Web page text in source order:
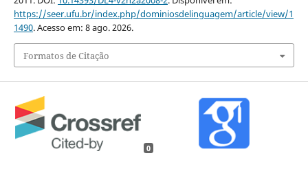
https://seer.ufu.br/index.php/dominiosdelinguagem/article/view/1
1490. Acesso em: 8 ago. 2026.
Formatos de Citação
0